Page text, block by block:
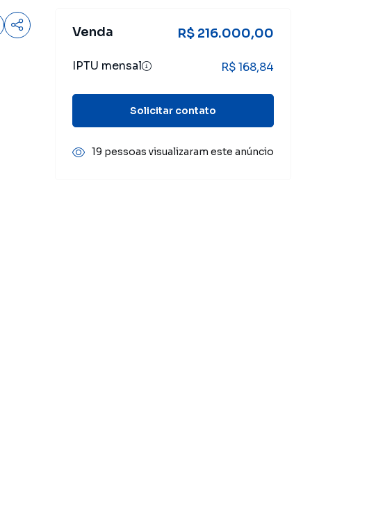
Venda R$ 216.000,00
IPTU mensal R$ 168,84
Solicitar contato
19 pessoas visualizaram este anúncio